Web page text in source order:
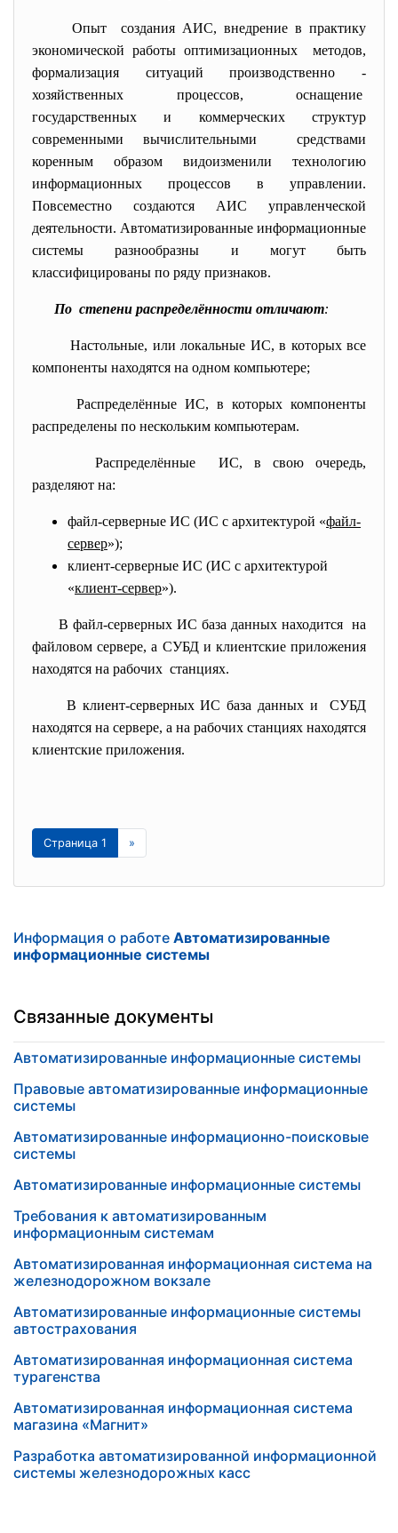
Опыт создания АИС, внедрение в практику
экономической работы оптимизационных методов,
формализация ситуаций производственно -
хозяйственных процессов, оснащение
государственных и коммерческих структур
современными вычислительными средствами
коренным образом видоизменили технологию
информационных процессов в управлении.
Повсеместно создаются АИС управленческой
деятельности. Автоматизированные информационные
системы разнообразны и могут быть
классифицированы по ряду признаков.
По степени распределённости отличают:
Настольные, или локальные ИС, в которых все
компоненты находятся на одном компьютере;
Распределённые ИС, в которых компоненты
распределены по нескольким компьютерам.
Распределённые ИС, в свою очередь,
разделяют на:
файл-серверные ИС (ИС с архитектурой «файл-
сервер»);
клиент-серверные ИС (ИС с архитектурой
«клиент-сервер»).
В файл-серверных ИС база данных находится на
файловом сервере, а СУБД и клиентские приложения
находятся на рабочих станциях.
В клиент-серверных ИС база данных и СУБД
находятся на сервере, а на рабочих станциях находятся
клиентские приложения.
Страница 1 »
Информация о работе Автоматизированные
информационные системы
Связанные документы
Автоматизированные информационные системы
Правовые автоматизированные информационные
системы
Автоматизированные информационно-поисковые
системы
Автоматизированные информационные системы
Требования к автоматизированным
информационным системам
Автоматизированная информационная система на
железнодорожном вокзале
Автоматизированные информационные системы
автострахования
Автоматизированная информационная система
турагенства
Автоматизированная информационная система
магазина «Магнит»
Разработка автоматизированной информационной
системы железнодорожных касс